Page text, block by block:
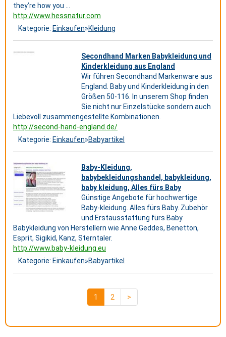
they’re how you ...
http://www.hessnatur.com
Kategorie: Einkaufen»Kleidung
Secondhand Marken Babykleidung und
Kinderkleidung aus England
Wir führen Secondhand Markenware aus
England. Baby und Kinderkleidung in den
Größen 50-116. In unserem Shop finden
Sie nicht nur Einzelstücke sondern auch
Liebevoll zusammengestellte Kombinationen.
http://second-hand-england.de/
Kategorie: Einkaufen»Babyartikel
Baby-Kleidung,
babybekleidungshandel, babykleidung,
baby kleidung, Alles fürs Baby
Günstige Angebote für hochwertige
Baby-kleidung. Alles fürs Baby. Zubehör
und Erstausstattung fürs Baby.
Babykleidung von Herstellern wie Anne Geddes, Benetton,
Esprit, Sigikid, Kanz, Sterntaler.
http://www.baby-kleidung.eu
Kategorie: Einkaufen»Babyartikel
1 2 >